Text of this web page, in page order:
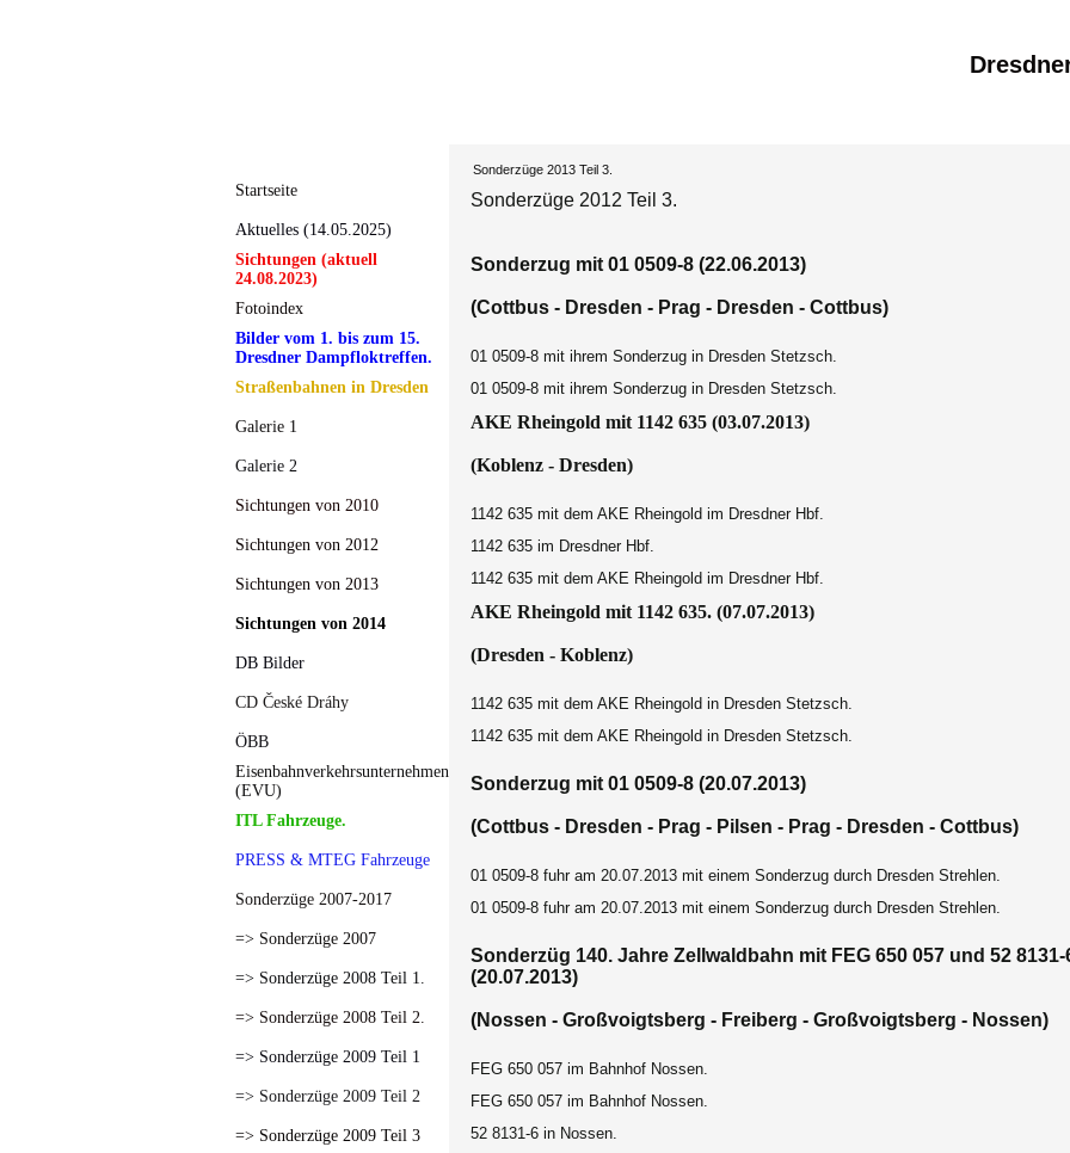
Startseite
Aktuelles (14.05.2025)
Sichtungen (aktuell
24.08.2023)
Fotoindex
Bilder vom 1. bis zum 15.
Dresdner Dampfloktreffen.
Straßenbahnen in Dresden
Galerie 1
Galerie 2
Sichtungen von 2010
Sichtungen von 2012
Sichtungen von 2013
Sichtungen von 2014
DB Bilder
CD České Dráhy
ÖBB
Eisenbahnverkehrsunternehmen
(EVU)
ITL Fahrzeuge.
PRESS & MTEG Fahrzeuge
Sonderzüge 2007-2017
=> Sonderzüge 2007
=> Sonderzüge 2008 Teil 1.
=> Sonderzüge 2008 Teil 2.
=> Sonderzüge 2009 Teil 1
=> Sonderzüge 2009 Teil 2
=> Sonderzüge 2009 Teil 3
Sonderzüge 2013 Teil 3.
Sonderzüge 2012 Teil 3.
Sonderzug mit 01 0509-8 (22.06.2013)
(Cottbus - Dresden - Prag - Dresden - Cottbus)
01 0509-8 mit ihrem Sonderzug in Dresden Stetzsch.
01 0509-8 mit ihrem Sonderzug in Dresden Stetzsch.
AKE Rheingold mit 1142 635 (03.07.2013)
(Koblenz - Dresden)
1142 635 mit dem AKE Rheingold im Dresdner Hbf.
1142 635 im Dresdner Hbf.
1142 635 mit dem AKE Rheingold im Dresdner Hbf.
AKE Rheingold mit 1142 635. (07.07.2013)
(Dresden - Koblenz)
1142 635 mit dem AKE Rheingold in Dresden Stetzsch.
1142 635 mit dem AKE Rheingold in Dresden Stetzsch.
Sonderzug mit 01 0509-8 (20.07.2013)
(Cottbus - Dresden - Prag - Pilsen - Prag - Dresden - Cottbus)
01 0509-8 fuhr am 20.07.2013 mit einem Sonderzug durch Dresden Strehlen.
01 0509-8 fuhr am 20.07.2013 mit einem Sonderzug durch Dresden Strehlen.
Sonderzüg 140. Jahre Zellwaldbahn mit FEG 650 057 und 52 8131-
(20.07.2013)
(Nossen - Großvoigtsberg - Freiberg - Großvoigtsberg - Nossen)
FEG 650 057 im Bahnhof Nossen.
FEG 650 057 im Bahnhof Nossen.
52 8131-6 in Nossen.